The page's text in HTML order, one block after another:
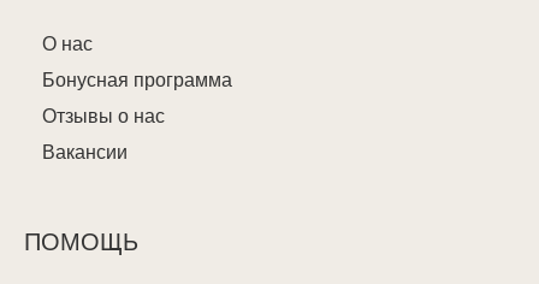
О нас
Бонусная программа
Отзывы о нас
Вакансии
ПОМОЩЬ